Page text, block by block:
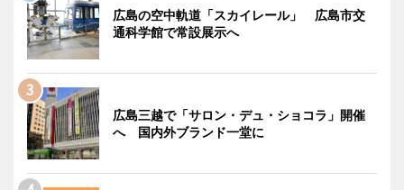
広島の空中軌道「スカイレール」 広島市交
通科学館で常設展示へ
広島三越で「サロン・デュ・ショコラ」開催
へ 国内外ブランド一堂に